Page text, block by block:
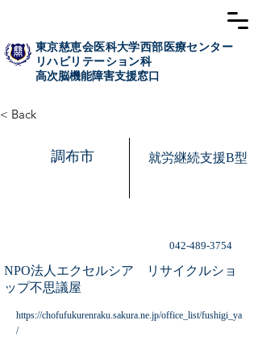
東京慈恵会医科大学西部医療センター
リハビリテーション科
高次脳​機能障害支援窓口
調布市 就労継続支援B型
042-489-3754
NPO法人エクセルシア リサイクルショ
ップ不思議屋
https://chofufukurenraku.sakura.ne.jp/office_list/fushigi_ya
/
< Back